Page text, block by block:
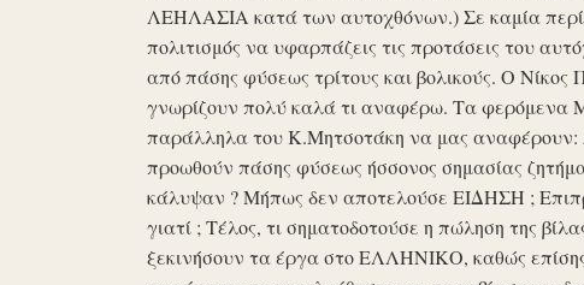
ΛΕΗΛΑΣΙΑ κατά των αυτοχθόνων.) Σε καμία
πολιτισμός να υφαρπάζεις τις προτάσεις του
από πάσης φύσεως τρίτους και βολικούς. Ο
γνωρίζουν πολύ καλά τι αναφέρω. Τα φερόμενα
παράλληλα του Κ.Μητσοτάκη να μας αναφέρουν:
προωθούν πάσης φύσεως ήσσονος σημασίας
κάλυψαν ? Μήπως δεν αποτελούσε ΕΙΔΗΣΗ ;
γιατί ; Τέλος, τι σηματοδοτούσε η πώληση της
ξεκινήσουν τα έργα στο ΕΛΛΗΝΙΚΟ, καθώς